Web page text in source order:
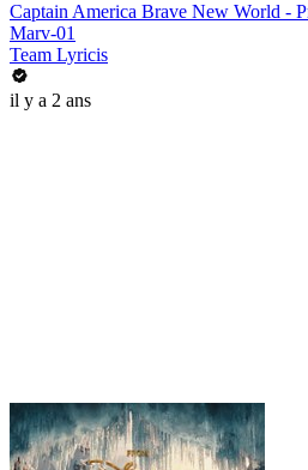
Captain America Brave New World -
Marv-01
Team Lyricis
il y a 2 ans